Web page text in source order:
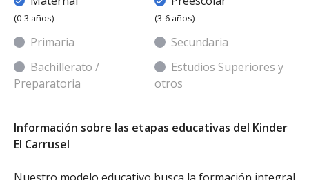
(0-3 años) (3-6 años)
Primaria
Secundaria
Bachillerato /
Preparatoria
Estudios Superiores y
otros
Información sobre las etapas educativas del Kinder
El Carrusel